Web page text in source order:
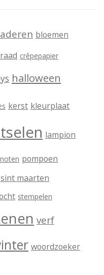
bloemen
crêpepapier
halloween
kerst kleurplaat
lampion
pompoen
sint maarten
stempelen
verf
woordzoeker